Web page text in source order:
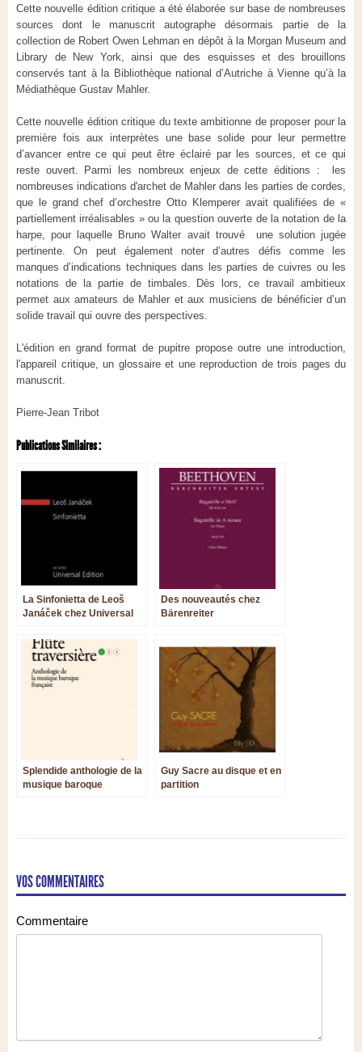
Cette nouvelle édition critique a été élaborée sur base de nombreuses
sources dont le manuscrit autographe désormais partie de la
collection de Robert Owen Lehman en dépôt à la Morgan Museum and
Library de New York, ainsi que des esquisses et des brouillons
conservés tant à la Bibliothèque national d’Autriche à Vienne qu’à la
Médiathèque Gustav Mahler.
Cette nouvelle édition critique du texte ambitionne de proposer pour la
première fois aux interprètes une base solide pour leur permettre
d’avancer entre ce qui peut être éclairé par les sources, et ce qui
reste ouvert. Parmi les nombreux enjeux de cette éditions : les
nombreuses indications d'archet de Mahler dans les parties de cordes,
que le grand chef d’orchestre Otto Klemperer avait qualifiées de «
partiellement irréalisables » ou la question ouverte de la notation de la
harpe, pour laquelle Bruno Walter avait trouvé une solution jugée
pertinente. On peut également noter d’autres défis comme les
manques d’indications techniques dans les parties de cuivres ou les
notations de la partie de timbales. Dès lors, ce travail ambitieux
permet aux amateurs de Mahler et aux musiciens de bénéficier d’un
solide travail qui ouvre des perspectives.
L'édition en grand format de pupitre propose outre une introduction,
l'appareil critique, un glossaire et une reproduction de trois pages du
manuscrit.
Pierre-Jean Tribot
Publications Similaires :
La Sinfonietta de Leoš
Janáček chez Universal
Des nouveautés chez
Bärenreiter
Splendide anthologie de la
musique baroque
Guy Sacre au disque et en
partition
VOS COMMENTAIRES
Commentaire